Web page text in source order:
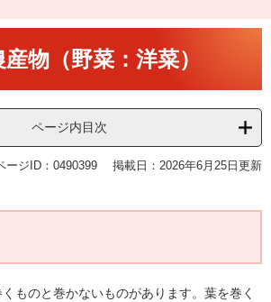
物（野菜：洋菜）
ページ内目次
ージID：0490399 掲載日：2026年6月25日更新
ものと巻かないものがあります。葉を巻く